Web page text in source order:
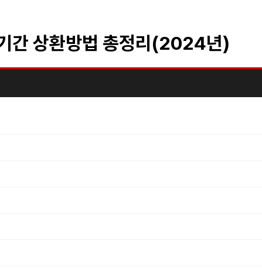
간 상환방법 총정리(2024년)